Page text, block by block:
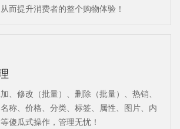
而提升消费者的整个购物体验！
、修改（批量）、删除（批量）、热销、
称、价格、分类、标签、属性、图片、内
傻瓜式操作，管理无忧！